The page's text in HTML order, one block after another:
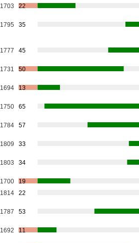
1703 22
1795 35
1777 45
1731 50
1694 13
1750 65
1784 57
1809 33
1803 34
1700
19
1814 22
1787 53
1692 11